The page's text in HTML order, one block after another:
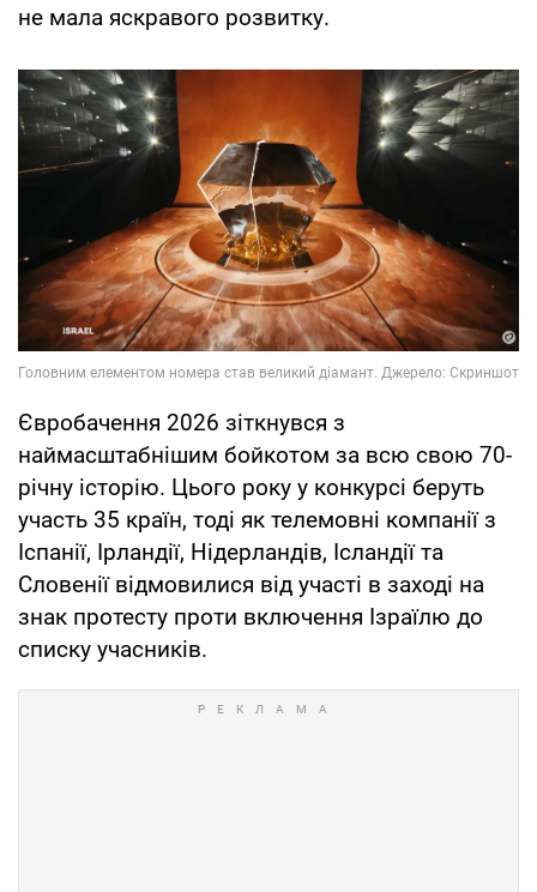
не мала яскравого розвитку.
Євробачення 2026 зіткнувся з
наймасштабнішим бойкотом за всю свою 70-
річну історію. Цього року у конкурсі беруть
участь 35 країн, тоді як телемовні компанії з
Іспанії, Ірландії, Нідерландів, Ісландії та
Словенії відмовилися від участі в заході на
знак протесту проти включення Ізраїлю до
списку учасників.